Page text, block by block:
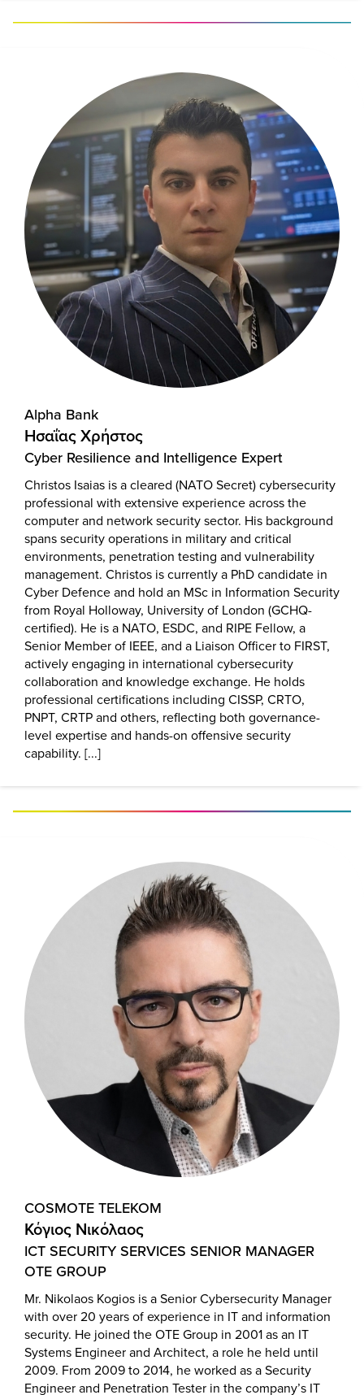
Alpha Bank
Ησαΐας Χρήστος
Cyber Resilience and Intelligence Expert
Christos Isaias is a cleared (NATO Secret) cybersecurity
professional with extensive experience across the
computer and network security sector. His background
spans security operations in military and critical
environments, penetration testing and vulnerability
management. Christos is currently a PhD candidate in
Cyber Defence and hold an MSc in Information Security
from Royal Holloway, University of London (GCHQ-
certified). He is a NATO, ESDC, and RIPE Fellow, a
Senior Member of IEEE, and a Liaison Officer to FIRST,
actively engaging in international cybersecurity
collaboration and knowledge exchange. He holds
professional certifications including CISSP, CRTO,
PNPT, CRTP and others, reflecting both governance-
level expertise and hands-on offensive security
capability. [...]
COSMOTE TELEKOM
Κόγιος Νικόλαος
ICT SECURITY SERVICES SENIOR MANAGER
OTE GROUP
Mr. Nikolaos Kogios is a Senior Cybersecurity Manager
with over 20 years of experience in IT and information
security. He joined the OTE Group in 2001 as an IT
Systems Engineer and Architect, a role he held until
2009. From 2009 to 2014, he worked as a Security
Engineer and Penetration Tester in the company’s IT